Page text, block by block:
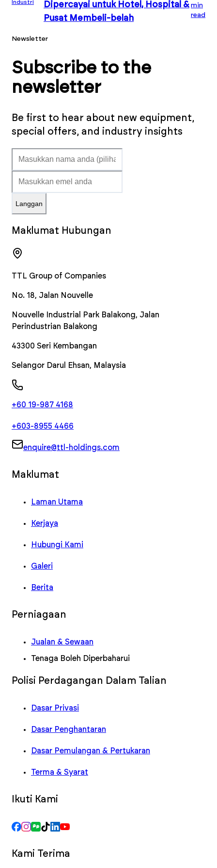
Industri
Dipercayai untuk Hotel, Hospital &
Pusat Membeli-belah
min
read
Newsletter
Subscribe to the
newsletter
Be first to hear about new equipment,
special offers, and industry insights
Langgan
Maklumat Hubungan
TTL Group of Companies
No. 18, Jalan Nouvelle
Nouvelle Industrial Park Balakong, Jalan
Perindustrian Balakong
43300 Seri Kembangan
Selangor Darul Ehsan, Malaysia
+60 19-987 4168
+603-8955 4466
enquire@ttl-holdings.com
Maklumat
Laman Utama
Kerjaya
Hubungi Kami
Galeri
Berita
Perniagaan
Jualan & Sewaan
Tenaga Boleh Diperbaharui
Polisi Perdagangan Dalam Talian
Dasar Privasi
Dasar Penghantaran
Dasar Pemulangan & Pertukaran
Terma & Syarat
Ikuti Kami
Kami Terima